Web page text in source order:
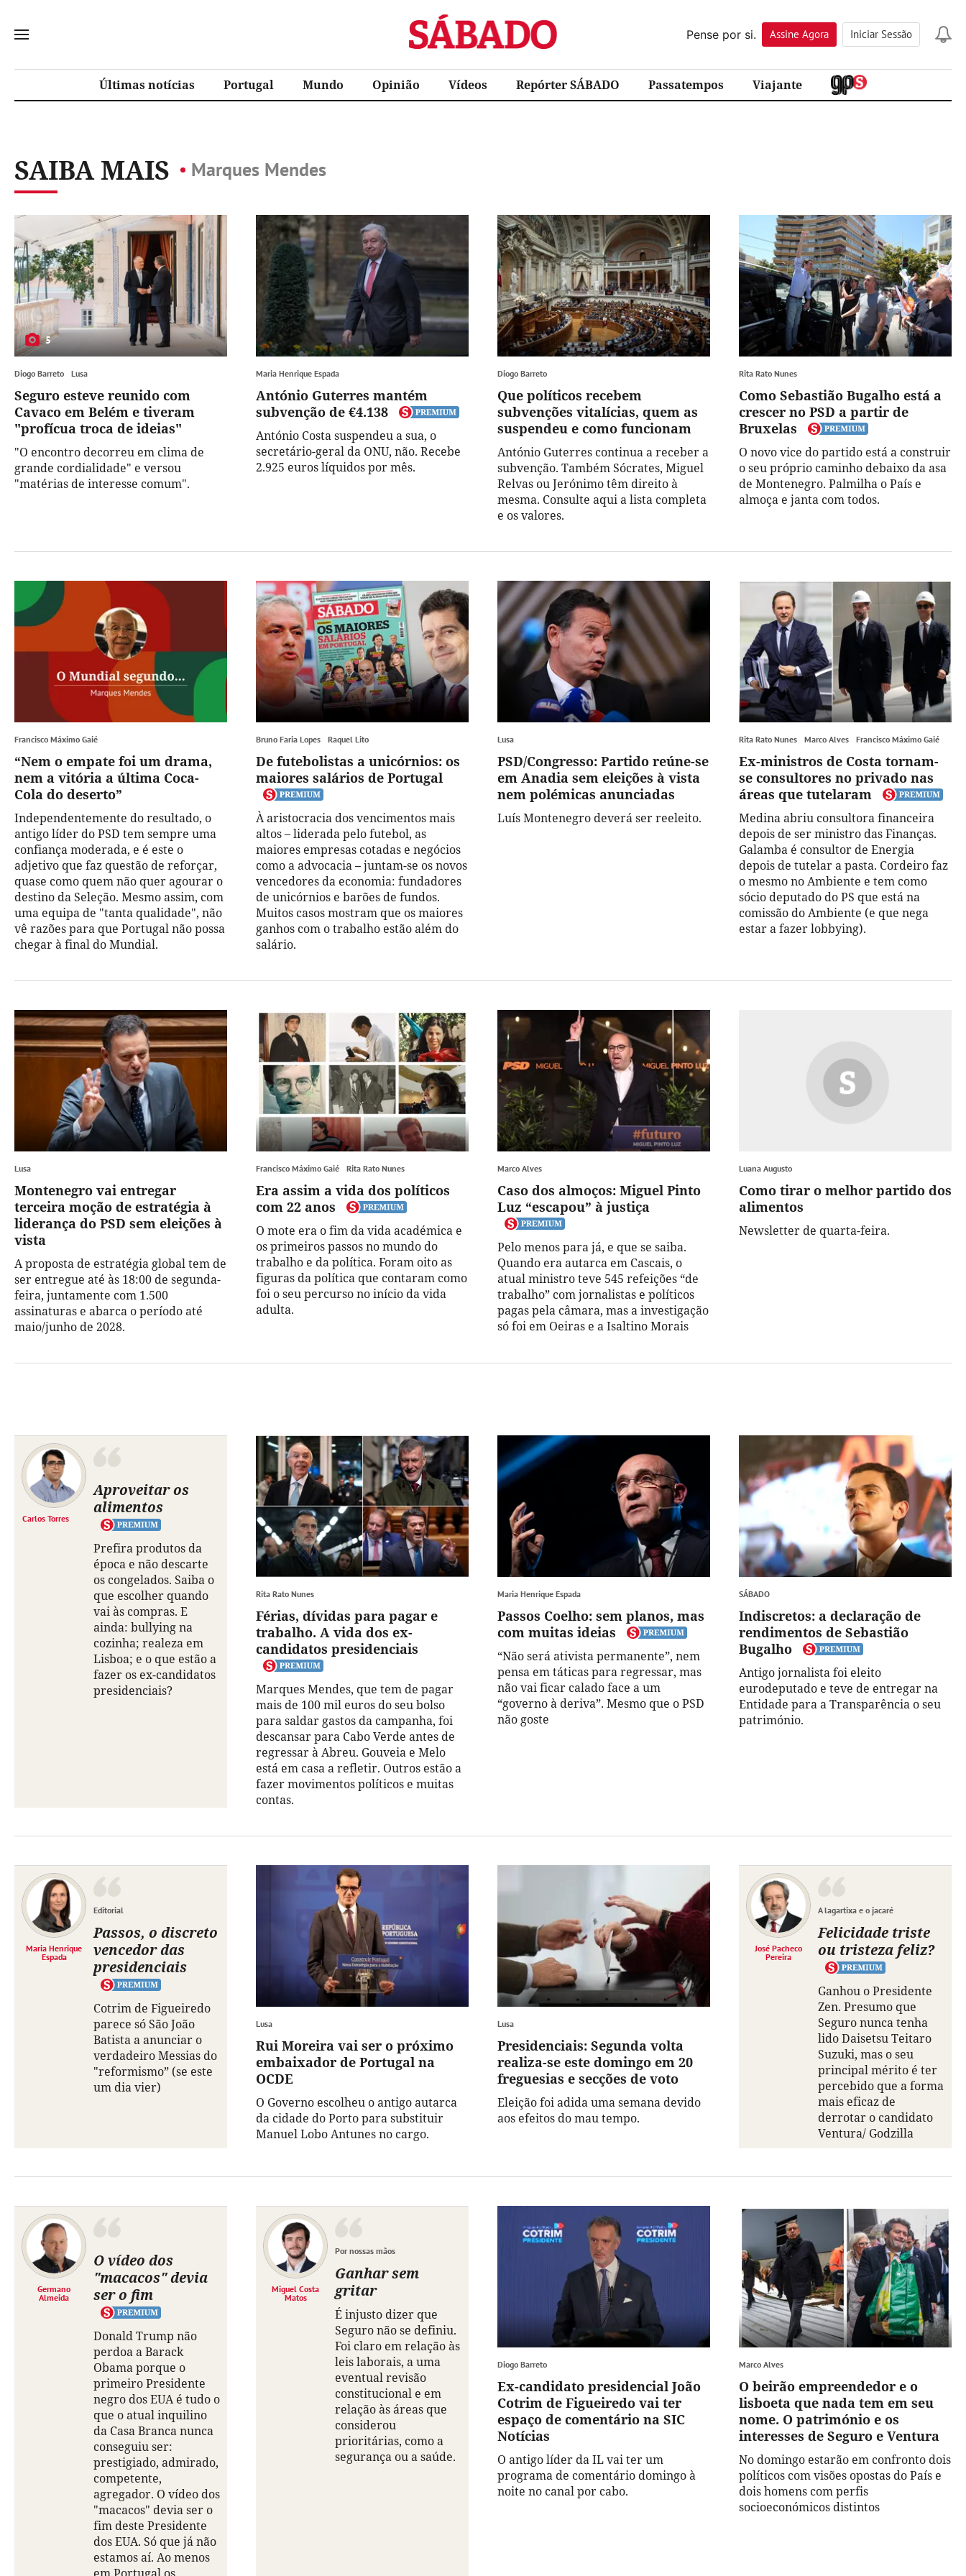
Sábado
Pense por si.
Assine Agora Iniciar Sessão
Últimas notícias Portugal Mundo Opinião Vídeos Repórter SÁBADO Passatempos Viajante
SAIBA MAIS Marques Mendes
5
Diogo Barreto Lusa
Seguro esteve reunido com
Cavaco em Belém e tiveram
"profícua troca de ideias"
"O encontro decorreu em clima de
grande cordialidade" e versou
"matérias de interesse comum".
Maria Henrique Espada
António Guterres mantém
subvenção de €4.138
António Costa suspendeu a sua, o
secretário-geral da ONU, não. Recebe
2.925 euros líquidos por mês.
Diogo Barreto
Que políticos recebem
subvenções vitalícias, quem as
suspendeu e como funcionam
António Guterres continua a receber a
subvenção. Também Sócrates, Miguel
Relvas ou Jerónimo têm direito à
mesma. Consulte aqui a lista completa
e os valores.
Rita Rato Nunes
Como Sebastião Bugalho está a
crescer no PSD a partir de
Bruxelas
O novo vice do partido está a construir
o seu próprio caminho debaixo da asa
de Montenegro. Palmilha o País e
almoça e janta com todos.
Francisco Máximo Gaié
“Nem o empate foi um drama,
nem a vitória a última Coca-
Cola do deserto”
Independentemente do resultado, o
antigo líder do PSD tem sempre uma
confiança moderada, e é este o
adjetivo que faz questão de reforçar,
quase como quem não quer agourar o
destino da Seleção. Mesmo assim, com
uma equipa de "tanta qualidade", não
vê razões para que Portugal não possa
chegar à final do Mundial.
Bruno Faria Lopes Raquel Lito
De futebolistas a unicórnios: os
maiores salários de Portugal
À aristocracia dos vencimentos mais
altos – liderada pelo futebol, as
maiores empresas cotadas e negócios
como a advocacia – juntam-se os novos
vencedores da economia: fundadores
de unicórnios e barões de fundos.
Muitos casos mostram que os maiores
ganhos com o trabalho estão além do
salário.
Lusa
PSD/Congresso: Partido reúne-se
em Anadia sem eleições à vista
nem polémicas anunciadas
Luís Montenegro deverá ser reeleito.
Rita Rato Nunes Marco Alves Francisco Máximo Gaié
Ex-ministros de Costa tornam-
se consultores no privado nas
áreas que tutelaram
Medina abriu consultora financeira
depois de ser ministro das Finanças.
Galamba é consultor de Energia
depois de tutelar a pasta. Cordeiro faz
o mesmo no Ambiente e tem como
sócio deputado do PS que está na
comissão do Ambiente (e que nega
estar a fazer lobbying).
Lusa
Montenegro vai entregar
terceira moção de estratégia à
liderança do PSD sem eleições à
vista
A proposta de estratégia global tem de
ser entregue até às 18:00 de segunda-
feira, juntamente com 1.500
assinaturas e abarca o período até
maio/junho de 2028.
Francisco Máximo Gaié Rita Rato Nunes
Era assim a vida dos políticos
com 22 anos
O mote era o fim da vida académica e
os primeiros passos no mundo do
trabalho e da política. Foram oito as
figuras da política que contaram como
foi o seu percurso no início da vida
adulta.
Marco Alves
Caso dos almoços: Miguel Pinto
Luz “escapou” à justiça
Pelo menos para já, e que se saiba.
Quando era autarca em Cascais, o
atual ministro teve 545 refeições “de
trabalho” com jornalistas e políticos
pagas pela câmara, mas a investigação
só foi em Oeiras e a Isaltino Morais
Luana Augusto
Como tirar o melhor partido dos
alimentos
Newsletter de quarta-feira.
Carlos Torres
Aproveitar os
alimentos
Prefira produtos da
época e não descarte
os congelados. Saiba o
que escolher quando
vai às compras. E
ainda: bullying na
cozinha; realeza em
Lisboa; e o que estão a
fazer os ex-candidatos
presidenciais?
Rita Rato Nunes
Férias, dívidas para pagar e
trabalho. A vida dos ex-
candidatos presidenciais
Marques Mendes, que tem de pagar
mais de 100 mil euros do seu bolso
para saldar gastos da campanha, foi
descansar para Cabo Verde antes de
regressar à Abreu. Gouveia e Melo
está em casa a refletir. Outros estão a
fazer movimentos políticos e muitas
contas.
Maria Henrique Espada
Passos Coelho: sem planos, mas
com muitas ideias
“Não será ativista permanente”, nem
pensa em táticas para regressar, mas
não vai ficar calado face a um
“governo à deriva”. Mesmo que o PSD
não goste
SÁBADO
Indiscretos: a declaração de
rendimentos de Sebastião
Bugalho
Antigo jornalista foi eleito
eurodeputado e teve de entregar na
Entidade para a Transparência o seu
património.
Maria Henrique
Espada
Editorial
Passos, o discreto
vencedor das
presidenciais
Cotrim de Figueiredo
parece só São João
Batista a anunciar o
verdadeiro Messias do
"reformismo” (se este
um dia vier)
Lusa
Rui Moreira vai ser o próximo
embaixador de Portugal na
OCDE
O Governo escolheu o antigo autarca
da cidade do Porto para substituir
Manuel Lobo Antunes no cargo.
Lusa
Presidenciais: Segunda volta
realiza-se este domingo em 20
freguesias e secções de voto
Eleição foi adida uma semana devido
aos efeitos do mau tempo.
José Pacheco
Pereira
A lagartixa e o jacaré
Felicidade triste
ou tristeza feliz?
Ganhou o Presidente
Zen. Presumo que
Seguro nunca tenha
lido Daisetsu Teitaro
Suzuki, mas o seu
principal mérito é ter
percebido que a forma
mais eficaz de
derrotar o candidato
Ventura/ Godzilla
Germano
Almeida
O vídeo dos
"macacos" devia
ser o fim
Donald Trump não
perdoa a Barack
Obama porque o
primeiro Presidente
negro dos EUA é tudo o
que o atual inquilino
da Casa Branca nunca
conseguiu ser:
prestigiado, admirado,
competente,
agregador. O vídeo dos
"macacos" devia ser o
fim deste Presidente
dos EUA. Só que já não
estamos aí. Ao menos
Miguel Costa
Matos
Por nossas mãos
Ganhar sem
gritar
É injusto dizer que
Seguro não se definiu.
Foi claro em relação às
leis laborais, a uma
eventual revisão
constitucional e em
relação às áreas que
considerou
prioritárias, como a
segurança ou a saúde.
Diogo Barreto
Ex-candidato presidencial João
Cotrim de Figueiredo vai ter
espaço de comentário na SIC
Notícias
O antigo líder da IL vai ter um
programa de comentário domingo à
noite no canal por cabo.
Marco Alves
O beirão empreendedor e o
lisboeta que nada tem em seu
nome. O património e os
interesses de Seguro e Ventura
No domingo estarão em confronto dois
políticos com visões opostas do País e
dois homens com perfis
socioeconómicos distintos